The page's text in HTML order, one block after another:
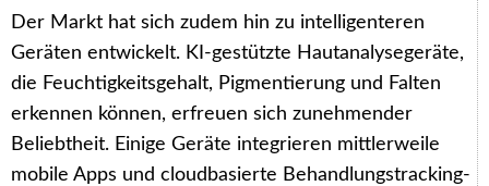
Der Markt hat sich zudem hin zu intelligenteren
Geräten entwickelt. KI-gestützte Hautanalysegeräte,
die Feuchtigkeitsgehalt, Pigmentierung und Falten
erkennen können, erfreuen sich zunehmender
Beliebtheit. Einige Geräte integrieren mittlerweile
mobile Apps und cloudbasierte Behandlungstracking-